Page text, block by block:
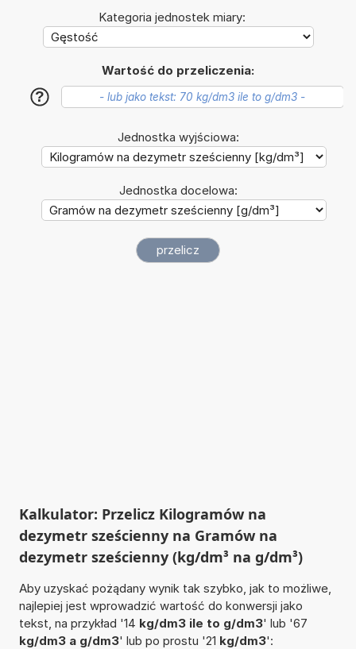
Kategoria jednostek miary:
Wartość do przeliczenia:
?
Jednostka wyjściowa:
Jednostka docelowa:
Kalkulator: Przelicz Kilogramów na
dezymetr sześcienny na Gramów na
dezymetr sześcienny (kg/dm³ na g/dm³)
Aby uzyskać pożądany wynik tak szybko, jak to możliwe,
najlepiej jest wprowadzić wartość do konwersji jako
tekst, na przykład '14 kg/dm3 ile to g/dm3' lub '67
kg/dm3 a g/dm3' lub po prostu '21 kg/dm3':